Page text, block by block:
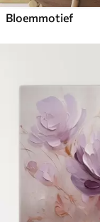
Bloemmotief